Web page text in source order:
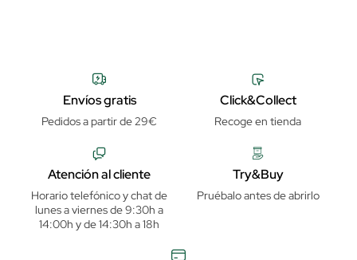
Envíos gratis
Pedidos a partir de 29€
Click&Collect
Recoge en tienda
Atención al cliente
Horario telefónico y chat de
lunes a viernes de 9:30h a
14:00h y de 14:30h a 18h
Try&Buy
Pruébalo antes de abrirlo